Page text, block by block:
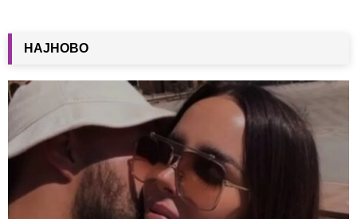
НАЈНОВО